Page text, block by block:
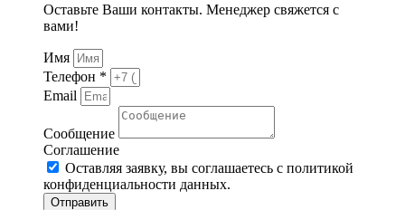
Оставьте Ваши контакты. Менеджер свяжется с
вами!
Имя
Телефон *
Email
Сообщение
Соглашение
Оставляя заявку, вы соглашаетесь с политикой
конфиденциальности данных.
Отправить